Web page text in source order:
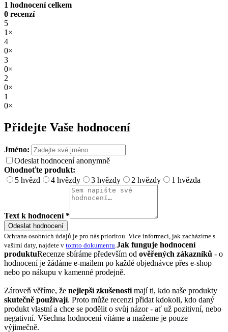
1 hodnocení celkem
0 recenzí
5
1×
4
0×
3
0×
2
0×
1
0×
Přidejte Vaše hodnocení
Jméno:
Odeslat hodnocení anonymně
Ohodnoťte produkt:
5 hvězd
4 hvězdy 3 hvězdy 2 hvězdy 1 hvězda
Text k hodnocení *
Odeslat hodnocení
Ochrana osobních údajů je pro nás prioritou. Více informací, jak zacházíme s
vašimi daty, najdete v tomto dokumentu Jak funguje hodnocení
produktuRecenze sbíráme především od ověřených zákazníků - o
hodnocení je žádáme e-mailem po každé objednávce přes e-shop
nebo po nákupu v kamenné prodejně.
Zároveň věříme, že nejlepší zkušenosti mají ti, kdo naše produkty
skutečně používají. Proto může recenzi přidat kdokoli, kdo daný
produkt vlastní a chce se podělit o svůj názor - ať už pozitivní, nebo
negativní. Všechna hodnocení vítáme a mažeme je pouze
výjimečně.